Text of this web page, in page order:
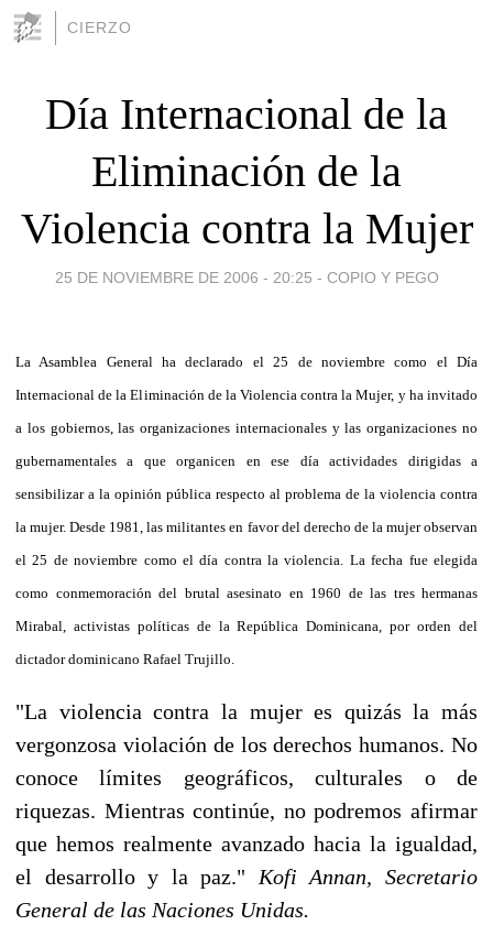
CIERZO
Día Internacional de la
Eliminación de la
Violencia contra la Mujer
25 DE NOVIEMBRE DE 2006 - 20:25 - COPIO Y PEGO
La Asamblea General ha declarado el 25 de noviembre como el Día
Internacional de la Eliminación de la Violencia contra la Mujer, y ha invitado
a los gobiernos, las organizaciones internacionales y las organizaciones no
gubernamentales a que organicen en ese día actividades dirigidas a
sensibilizar a la opinión pública respecto al problema de la violencia contra
la mujer. Desde 1981, las militantes en favor del derecho de la mujer observan
el 25 de noviembre como el día contra la violencia. La fecha fue elegida
como conmemoración del brutal asesinato en 1960 de las tres hermanas
Mirabal, activistas políticas de la República Dominicana, por orden del
dictador dominicano Rafael Trujillo.
"La violencia contra la mujer es quizás la más
vergonzosa violación de los derechos humanos. No
conoce límites geográficos, culturales o de
riquezas. Mientras continúe, no podremos afirmar
que hemos realmente avanzado hacia la igualdad,
el desarrollo y la paz." Kofi Annan, Secretario
General de las Naciones Unidas.